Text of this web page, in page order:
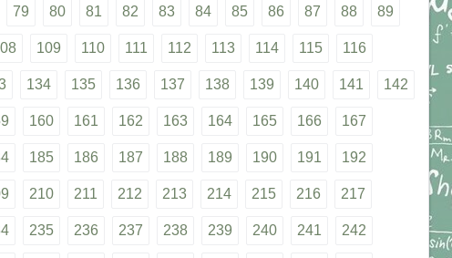
79 80 81 82 83 84 85 86 87 88 89
109 110 111 112 113 114 115 116
134 135 136 137 138 139 140 141 142
160 161 162 163 164 165 166 167
185 186 187 188 189 190 191 192
210 211 212 213 214 215 216 217
235 236 237 238 239 240 241 242